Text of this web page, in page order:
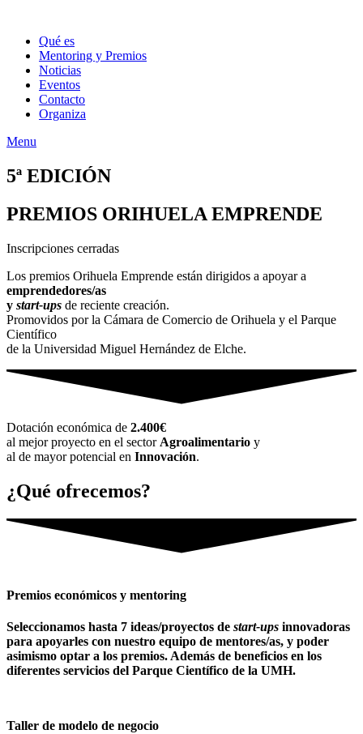
Qué es
Mentoring y Premios
Noticias
Eventos
Contacto
Organiza
Menu
5ª EDICIÓN
PREMIOS ORIHUELA EMPRENDE
Inscripciones cerradas
Los premios Orihuela Emprende están dirigidos a apoyar a
emprendedores/as
y start-ups de reciente creación.
Promovidos por la Cámara de Comercio de Orihuela y el Parque
Científico
de la Universidad Miguel Hernández de Elche.
Dotación económica de 2.400€
al mejor proyecto en el sector Agroalimentario y
al de mayor potencial en Innovación.
¿Qué ofrecemos?
Premios económicos y mentoring
Seleccionamos hasta 7 ideas/proyectos de start-ups innovadoras
para apoyarles con nuestro equipo de mentores/as, y poder
asimismo optar a los premios. Además de beneficios en los
diferentes servicios del Parque Científico de la UMH.
Taller de modelo de negocio